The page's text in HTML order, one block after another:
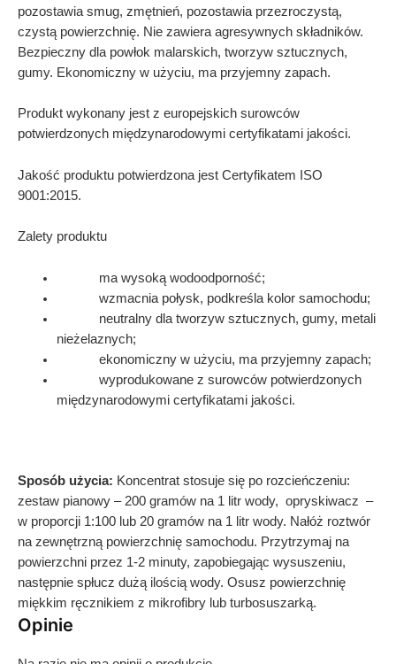
pozostawia smug, zmętnień, pozostawia przezroczystą,
czystą powierzchnię. Nie zawiera agresywnych składników.
Bezpieczny dla powłok malarskich, tworzyw sztucznych,
gumy. Ekonomiczny w użyciu, ma przyjemny zapach.
Produkt wykonany jest z europejskich surowców
potwierdzonych międzynarodowymi certyfikatami jakości.
Jakość produktu potwierdzona jest Certyfikatem ISO
9001:2015.
Zalety produktu
ma wysoką wodoodporność;
wzmacnia połysk, podkreśla kolor samochodu;
neutralny dla tworzyw sztucznych, gumy, metali
nieżelaznych;
ekonomiczny w użyciu, ma przyjemny zapach;
wyprodukowane z surowców potwierdzonych
międzynarodowymi certyfikatami jakości.
Sposób użycia: Koncentrat stosuje się po rozcieńczeniu:
zestaw pianowy – 200 gramów na 1 litr wody, opryskiwacz –
w proporcji 1:100 lub 20 gramów na 1 litr wody. Nałóż roztwór
na zewnętrzną powierzchnię samochodu. Przytrzymaj na
powierzchni przez 1-2 minuty, zapobiegając wysuszeniu,
następnie spłucz dużą ilością wody. Osusz powierzchnię
miękkim ręcznikiem z mikrofibry lub turbosuszarką.
Opinie